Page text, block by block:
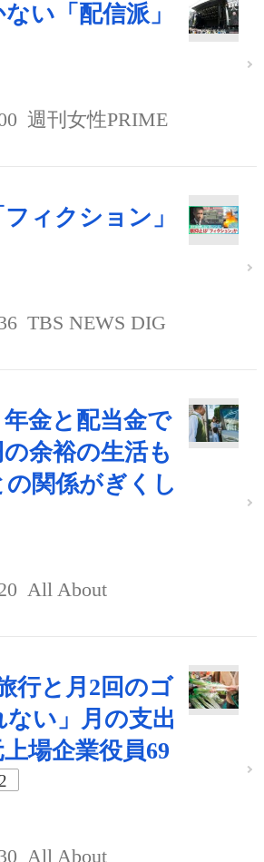
い「配信派」
週刊女性PRIME
ィクション」
TBS NEWS DIG
年金と配当金で
余裕の生活も
の関係がぎくし
All About
行と月2回のゴ
い」月の支出
場企業役員69
All About